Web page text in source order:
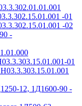
-01
-02
-
01
12, 1Д1600-90 -